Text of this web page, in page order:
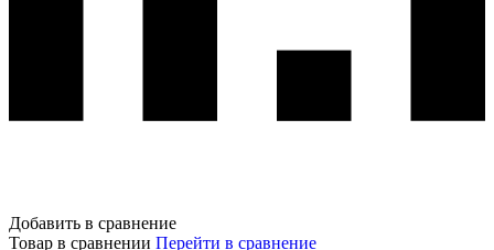
Добавить в сравнение
Товар в сравнении Перейти в сравнение